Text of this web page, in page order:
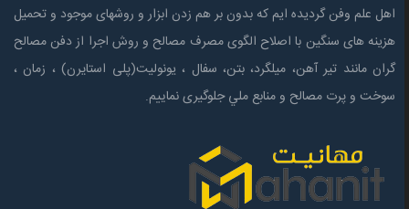
اهل علم وفن گردیده ایم که بدون بر هم زدن ابزار و روشهای موجود و تحمیل
هزینه های سنگین با اصلاح الگوی مصرف مصالح و روش اجرا از دفن مصالح
گران مانند تیر آهن، میلگرد، بتن، سفال ، یونولیت(پلی استايرن) ، زمان ،
سوخت و پرت مصالح و منابع ملي جلوگیری نماییم.